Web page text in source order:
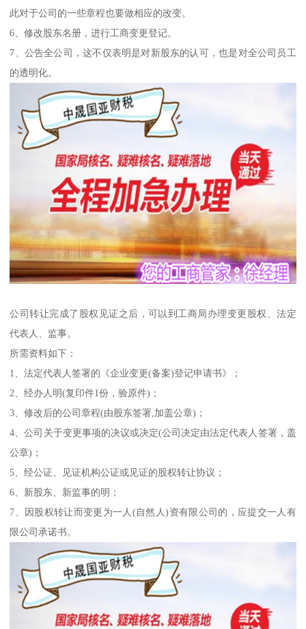
此对于公司的一些章程也要做相应的改变。
6、修改股东名册，进行工商变更登记。
7、公告全公司，这不仅表明是对新股东的认可，也是对全公司员工
的透明化。
公司转让完成了股权见证之后，可以到工商局办理变更股权、法定
代表人、监事。
所需资料如下：
1、法定代表人签署的《企业变更(备案)登记申请书》；
2、经办人明(复印件1份，验原件)；
3、修改后的公司章程(由股东签署,加盖公章)；
4、公司关于变更事项的决议或决定(公司决定由法定代表人签署，盖
公章)；
5、经公证、见证机构公证或见证的股权转让协议；
6、新股东、新监事的明；
7、因股权转让而变更为一人(自然人)资有限公司的，应提交一人有
限公司承诺书。